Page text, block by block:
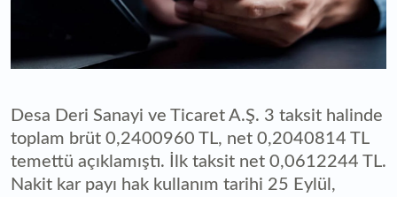
Desa Deri Sanayi ve Ticaret A.Ş. 3 taksit halinde
toplam brüt 0,2400960 TL, net 0,2040814 TL
temettü açıklamıştı. İlk taksit net 0,0612244 TL.
Nakit kar payı hak kullanım tarihi 25 Eylül,